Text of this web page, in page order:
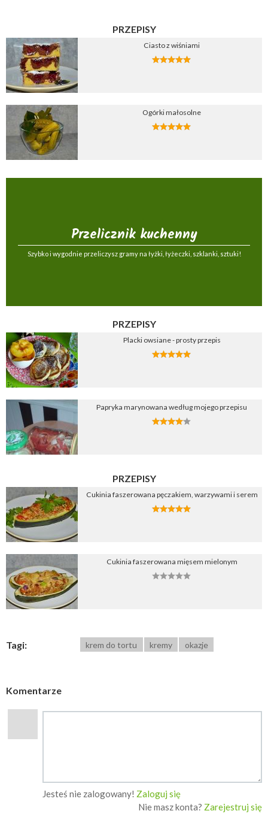
PRZEPISY
Ciasto z wiśniami
Ogórki małosolne
Przelicznik kuchenny
Szybko i wygodnie przeliczysz gramy na łyżki, łyżeczki, szklanki, sztuki!
PRZEPISY
Placki owsiane - prosty przepis
Papryka marynowana według mojego przepisu
PRZEPISY
Cukinia faszerowana pęczakiem, warzywami i serem
Cukinia faszerowana mięsem mielonym
Tagi: krem do tortu kremy okazje
Komentarze
Jesteś nie zalogowany! Zaloguj się
Nie masz konta? Zarejestruj się